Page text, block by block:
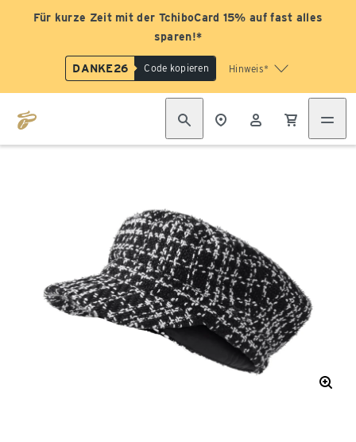
Für kurze Zeit mit der TchiboCard 15% auf fast alles
sparen!*
DANKE26 Code kopieren Hinweis*